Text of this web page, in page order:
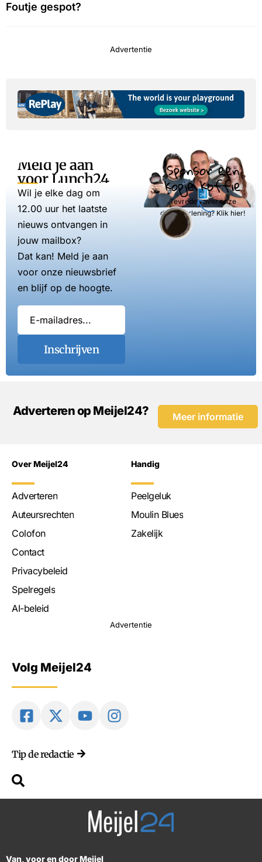
Foutje gespot?
Advertentie
Meld je aan
voor Lunch24
Wil je elke dag om
12.00 uur het laatste
nieuws ontvangen in
jouw mailbox?
Dat kan! Meld je aan
voor onze nieuwsbrief
en blijf op de hoogte.
Inschrijven
Sponsor een
kopje koffie
Tevreden over onze
dienstverlening? Klik hier!
Adverteren op Meijel24? Meer informatie
Over Meijel24
Adverteren
Auteursrechten
Colofon
Contact
Privacybeleid
Spelregels
AI-beleid
Handig
Peelgeluk
Moulin Blues
Zakelijk
Advertentie
Volg Meijel24
Tip de redactie
Van, voor en door Meijel